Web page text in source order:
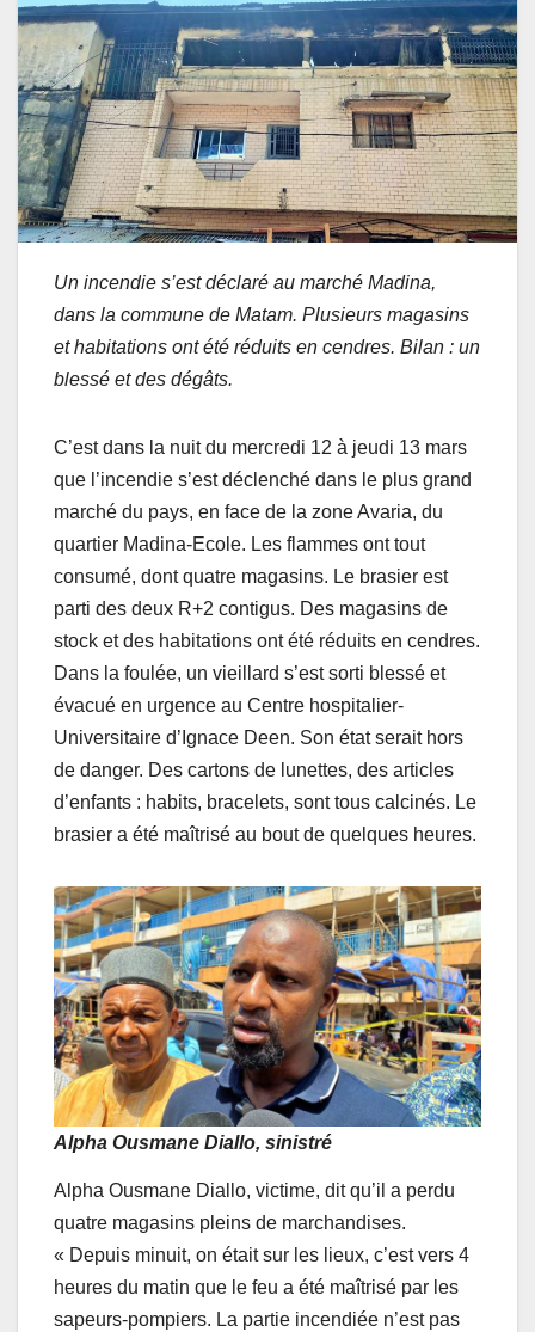
Un incendie s’est déclaré au marché Madina,
dans la commune de Matam. Plusieurs magasins
et habitations ont été réduits en cendres. Bilan : un
blessé et des dégâts.
C’est dans la nuit du mercredi 12 à jeudi 13 mars
que l’incendie s’est déclenché dans le plus grand
marché du pays, en face de la zone Avaria, du
quartier Madina-Ecole. Les flammes ont tout
consumé, dont quatre magasins. Le brasier est
parti des deux R+2 contigus. Des magasins de
stock et des habitations ont été réduits en cendres.
Dans la foulée, un vieillard s’est sorti blessé et
évacué en urgence au Centre hospitalier-
Universitaire d’Ignace Deen. Son état serait hors
de danger. Des cartons de lunettes, des articles
d’enfants : habits, bracelets, sont tous calcinés. Le
brasier a été maîtrisé au bout de quelques heures.
Alpha Ousmane Diallo, sinistré
Alpha Ousmane Diallo, victime, dit qu’il a perdu
quatre magasins pleins de marchandises.
« Depuis minuit, on était sur les lieux, c’est vers 4
heures du matin que le feu a été maîtrisé par les
sapeurs-pompiers. La partie incendiée n’est pas